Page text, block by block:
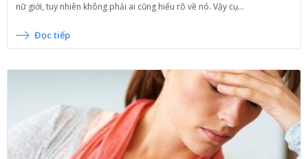
nữ giới, tuy nhiên không phải ai cũng hiểu rõ về nó. Vậy cụ...
Đọc tiếp